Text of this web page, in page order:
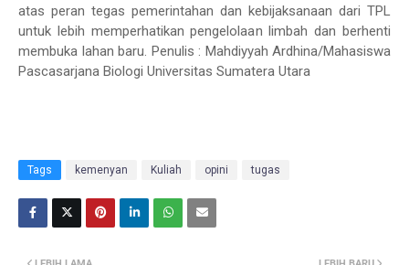
atas peran tegas pemerintahan dan kebijaksanaan dari TPL
untuk lebih memperhatikan pengelolaan limbah dan berhenti
membuka lahan baru. Penulis : Mahdiyyah Ardhina/Mahasiswa
Pascasarjana Biologi Universitas Sumatera Utara
Tags kemenyan Kuliah opini tugas